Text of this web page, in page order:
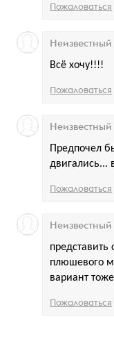
Пожаловаться
Всё хочу!!!!
Неизвестный
Пожаловаться
Предпочел
двигались...
Неизвестный
Пожаловаться
представить
плюшевого
вариант
Неизвестный
Пожаловаться